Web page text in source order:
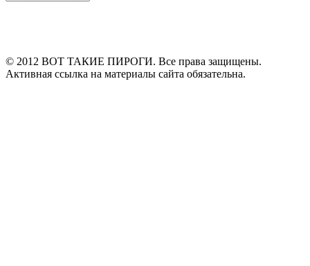
© 2012 ВОТ ТАКИЕ ПИРОГИ. Все права защищены.
Активная ссылка на материалы сайта обязательна.